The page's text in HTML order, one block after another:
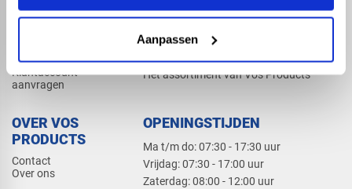
Aanpassen
Dak en gevel
Klantaccount
aanvragen
PRODUCTCATALOGUS 2026
Het assortiment van Vos Products
OVER VOS
PRODUCTS
Contact
Over ons
OPENINGSTIJDEN
Ma t/m do: 07:30 - 17:30 uur
​Vrijdag: 07:30 - 17:00 uur
​Zaterdag: 08:00 - 12:00 uur